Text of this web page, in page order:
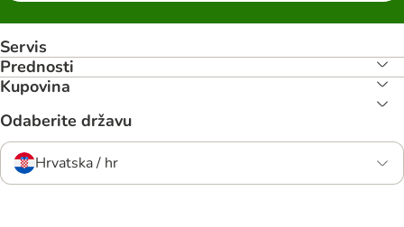
Servis
Prednosti
Kupovina
Odaberite državu
Hrvatska / hr